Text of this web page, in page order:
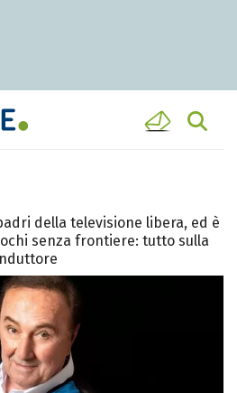
della televisione libera, ed è
senza frontiere: tutto sulla